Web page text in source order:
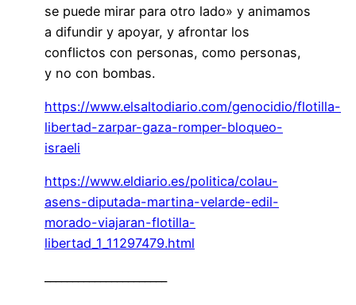
se puede mirar para otro lado» y animamos
a difundir y apoyar, y afrontar los
conflictos con personas, como personas,
y no con bombas.
https://www.elsaltodiario.com/genocidio/flotilla-
libertad-zarpar-gaza-romper-bloqueo-
israeli
https://www.eldiario.es/politica/colau-
asens-diputada-martina-velarde-edil-
morado-viajaran-flotilla-
libertad_1_11297479.html